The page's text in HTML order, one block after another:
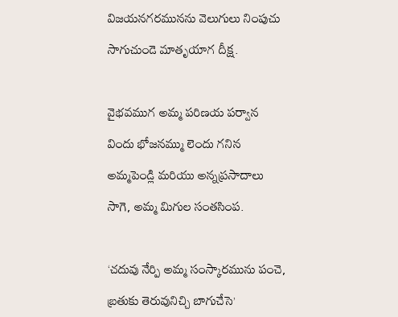
విజయనగరమునను వెలుగులు నింపుచు
సాగుచుండె మాతృయాగ దీక్ష.
వైభవముగ అమ్మ పరిణయ పర్వాన
విందు భోజనమ్ము లెందు గనిన
అమ్మపెండ్లి మరియు అన్నప్రసాదాలు
సాగె, అమ్మ మిగుల సంతసింప.
‘చదువు నేర్పి అమ్మ సంస్కారమును పంచె,
బ్రతుకు తెరువునిచ్చి బాగుచేసె’